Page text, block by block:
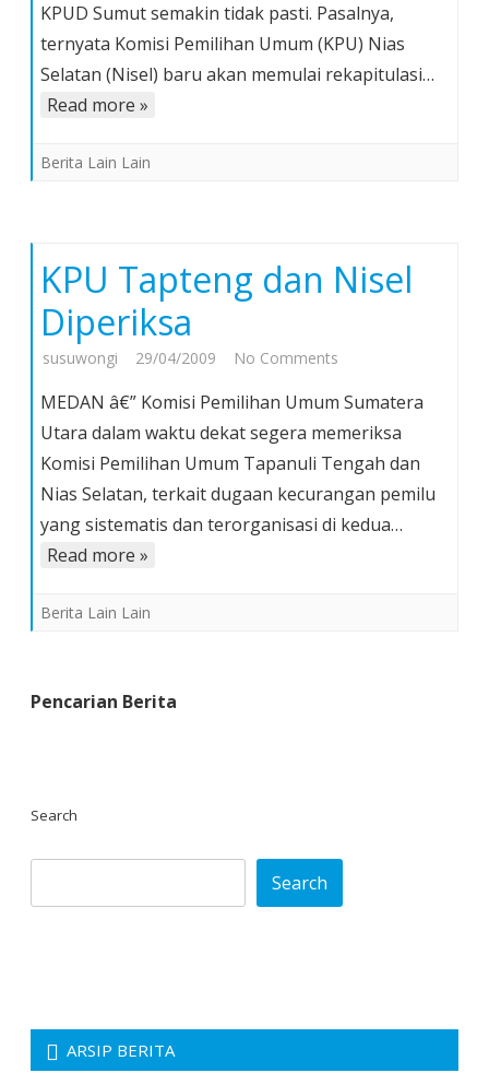
Semakin
Tak
Pasti
KPUD Sumut semakin tidak pasti. Pasalnya,
ternyata Komisi Pemilihan Umum (KPU) Nias
Selatan (Nisel) baru akan memulai rekapitulasi…
Read more »
Berita Lain Lain
KPU Tapteng dan Nisel
Diperiksa
susuwongi 29/04/2009 No Comments
Tapteng
dan
Nisel
Diperiksa
MEDAN â€” Komisi Pemilihan Umum Sumatera
Utara dalam waktu dekat segera memeriksa
Komisi Pemilihan Umum Tapanuli Tengah dan
Nias Selatan, terkait dugaan kecurangan pemilu
yang sistematis dan terorganisasi di kedua…
Read more »
Berita Lain Lain
Pencarian Berita
Search
Search
ARSIP BERITA